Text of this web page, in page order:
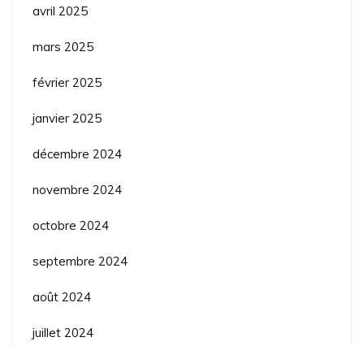
avril 2025
mars 2025
février 2025
janvier 2025
décembre 2024
novembre 2024
octobre 2024
septembre 2024
août 2024
juillet 2024